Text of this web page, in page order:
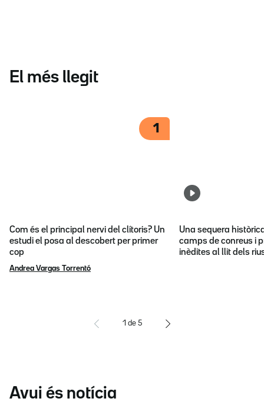
El més llegit
1
Com és el principal nervi del clítoris? Un
estudi el posa al descobert per primer
cop
Andrea Vargas Torrentó
Una sequera
camps de conreus i
inèdites al llit dels
1 de 5
Avui és notícia